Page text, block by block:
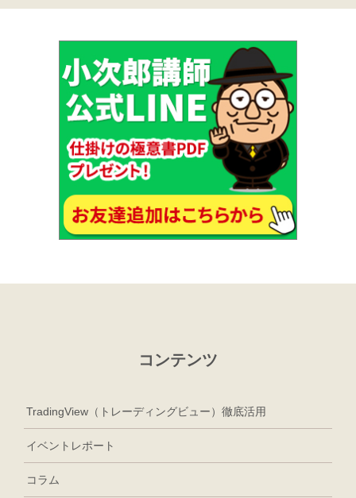
コンテンツ
TradingView（トレーディングビュー）徹底活用
イベントレポート
コラム